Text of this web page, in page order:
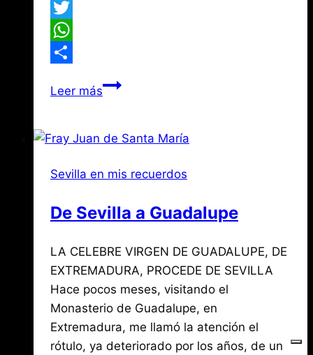
Facebook
Twitter
WhatsApp
Leer másAntonio
el
de
Mieles
Cementerio
de
San
Fernando
Sevilla en mis recuerdos
De Sevilla a Guadalupe
Por Jose
María
de
Mena
septiembre
19,
2020 agosto
3,
2026
LA CELEBRE VIRGEN DE GUADALUPE, DE
EXTREMADURA, PROCEDE DE SEVILLA
Hace pocos meses, visitando el
Monasterio de Guadalupe, en
Extremadura, me llamó la atención el
rótulo, ya deteriorado por los años, de un